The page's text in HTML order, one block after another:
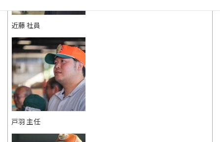
近藤 社員
戸羽 主任